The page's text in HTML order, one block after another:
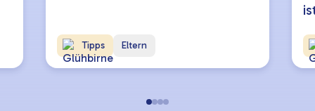
Tipps Eltern